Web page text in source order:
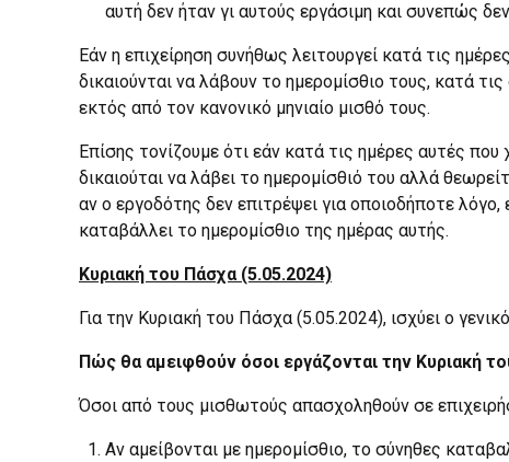
αυτή δεν ήταν γι αυτούς εργάσιμη και συνεπώς
Εάν η επιχείρηση συνήθως λειτουργεί κατά τις
δικαιούνται να λάβουν το ημερομίσθιο τους, κατά
εκτός από τον κανονικό μηνιαίο μισθό τους.
Επίσης τονίζουμε ότι εάν κατά τις ημέρες αυτές
δικαιούται να λάβει το ημερομίσθιό του αλλά
αν ο εργοδότης δεν επιτρέψει για οποιοδήποτε
καταβάλλει το ημερομίσθιο της ημέρας αυτής.
Κυριακή του Πάσχα (5.05.2024)
Για την Κυριακή του Πάσχα (5.05.2024), ισχύει ο
Πώς θα αμειφθούν όσοι εργάζονται την Κυριακή
Όσοι από τους μισθωτούς απασχοληθούν σε
Αν αμείβονται με ημερομίσθιο, το σύνηθες